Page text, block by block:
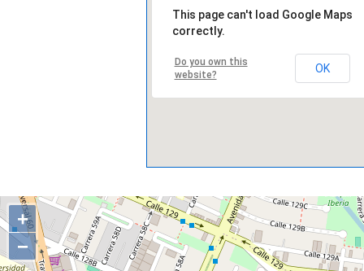
This page can't load Google Maps
correctly.
Do you own this
website?
OK
+
−